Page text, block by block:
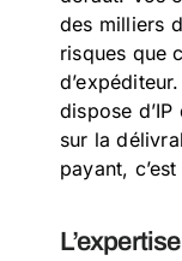
des milliers
risques que
dispose
sur la
payant,